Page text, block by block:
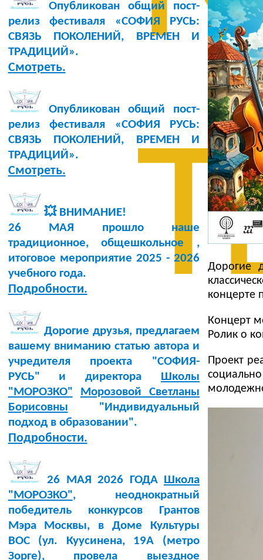
Опубликован общий пост-
релиз фестиваля «СОФИЯ РУСЬ:
СВЯЗЬ ПОКОЛЕНИЙ, ВРЕМЕН И
ТРАДИЦИЙ».
Смотреть.
Опубликован общий пост-
релиз фестиваля «СОФИЯ РУСЬ:
СВЯЗЬ ПОКОЛЕНИЙ, ВРЕМЕН И
ТРАДИЦИЙ».
Смотреть.
💥 ВНИМАНИЕ!
26 МАЯ прошло наше
традиционное, общешкольное ,
итоговое мероприятие 2025 - 2026
учебного года.
Подробности.
Дорогие друзья, предлагаем
вашему вниманию статью автора и
учредителя проекта "СОФИЯ-
РУСЬ" и директора Школы
"МОРОЗКО"
Морозовой Светланы
Борисовны "Индивидуальный
подход в образовании".
Подробности.
26 МАЯ 2026 ГОДА Школа
"МОРОЗКО", неоднократный
победитель конкурсов Грантов
Мэра Москвы, в Доме Культуры
BOC (ул. Куусинена, 19А (метро
Зорге), провела выездное
Дорогие
концерте
Концерт
Ролик о
Проект